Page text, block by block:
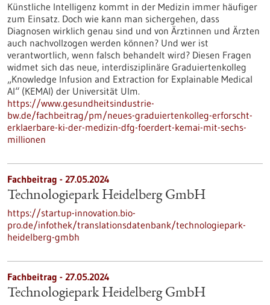
Künstliche Intelligenz kommt in der Medizin immer häufiger
zum Einsatz. Doch wie kann man sichergehen, dass
Diagnosen wirklich genau sind und von Ärztinnen und Ärzten
auch nachvollzogen werden können? Und wer ist
verantwortlich, wenn falsch behandelt wird? Diesen Fragen
widmet sich das neue, interdisziplinäre Graduiertenkolleg
„Knowledge Infusion and Extraction for Explainable Medical
AI“ (KEMAI) der Universität Ulm.
https://www.gesundheitsindustrie-
bw.de/fachbeitrag/pm/neues-graduiertenkolleg-erforscht-
erklaerbare-ki-der-medizin-dfg-foerdert-kemai-mit-sechs-
millionen
Fachbeitrag - 27.05.2024
Technologiepark Heidelberg GmbH
https://startup-innovation.bio-
pro.de/infothek/translationsdatenbank/technologiepark-
heidelberg-gmbh
Fachbeitrag - 27.05.2024
Technologiepark Heidelberg GmbH